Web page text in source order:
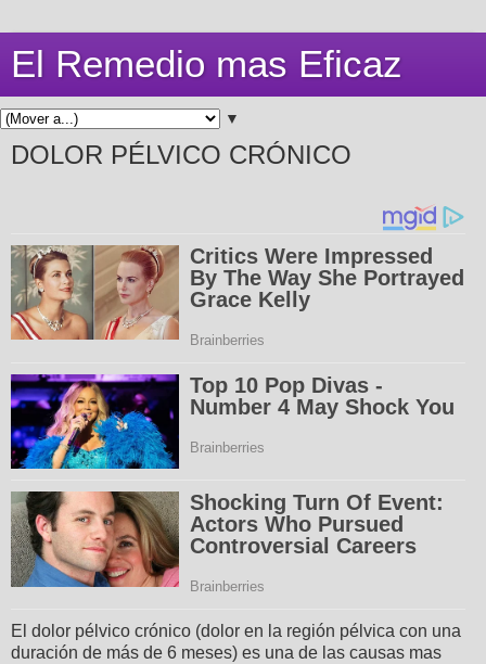
El Remedio mas Eficaz
▼
DOLOR PÉLVICO CRÓNICO
El dolor pélvico crónico (dolor en la región pélvica con una
duración de más de 6 meses) es una de las causas mas